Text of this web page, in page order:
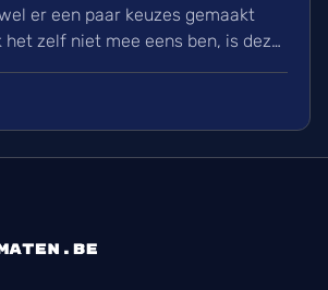
er een paar keuzes gemaakt
zelf niet mee eens ben, is deze
Doctor Who wel een aangename
in waardoor ik elke aflevering